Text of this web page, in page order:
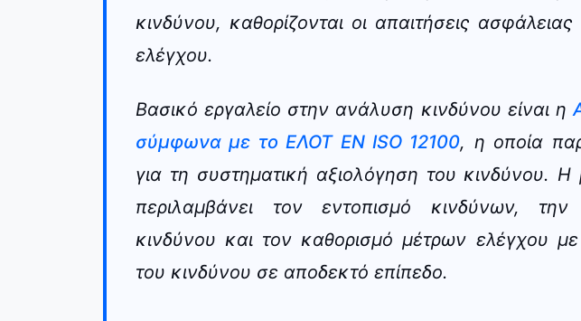
κινδύνου, καθορίζονται οι απαιτήσεις
ελέγχου.
Βασικό εργαλείο στην ανάλυση κινδύνου είναι η
σύμφωνα με το ΕΛΟΤ EN ISO 12100, η οποία
για τη συστηματική αξιολόγηση του κινδύνου. Η
περιλαμβάνει τον εντοπισμό κινδύνων,
κινδύνου και τον καθορισμό μέτρων ελέγχου
του κινδύνου σε αποδεκτό επίπεδο.